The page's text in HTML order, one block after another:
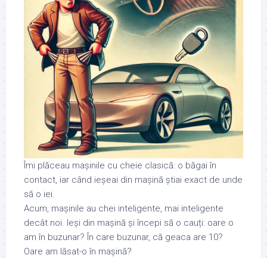
Îmi plăceau mașinile cu cheie clasică: o băgai în
contact, iar când ieșeai din mașină știai exact de unde
să o iei.
Acum, mașinile au chei inteligente, mai inteligente
decât noi. Ieși din mașină și începi să o cauți: oare o
am în buzunar? În care buzunar, că geaca are 10?
Oare am lăsat-o în mașină?